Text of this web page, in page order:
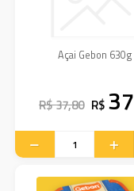
Açai Gebon 630g
R$ 37,80 R$ 37